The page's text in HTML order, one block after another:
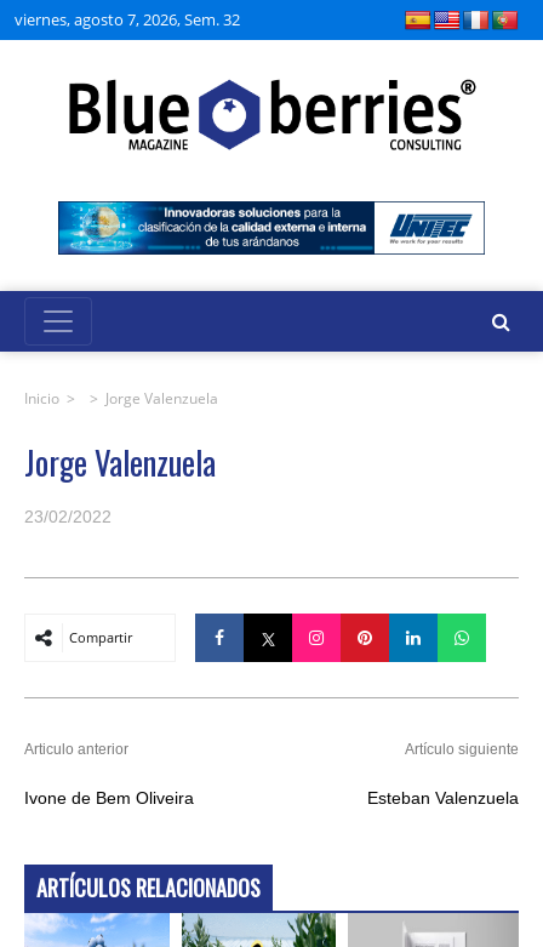
viernes, agosto 7, 2026, Sem. 32
Inicio > > Jorge Valenzuela
Jorge Valenzuela
23/02/2022
Compartir
Articulo anterior
Ivone de Bem Oliveira
Artículo siguiente
Esteban Valenzuela
ARTÍCULOS RELACIONADOS